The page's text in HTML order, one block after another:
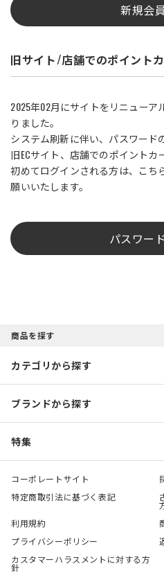
新規会
旧サイト/店舗でのポイント
2025年02月にサイトをリニュー
りました。
システム刷新に伴い、パスワード
旧ECサイト、店舗でのポイント
初めてログインされる方は、こち
願いいたします。
パスワー
商品を探す
カテゴリから探す
ブランドから探す
特集
コーポレートサイト
特定商取引法に基づく表記
利用規約
プライバシーポリシー
カスタマーハラスメントに対する方
針